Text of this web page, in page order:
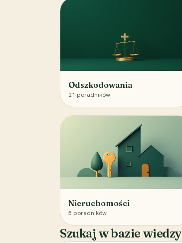
Odszkodowania
21 poradników
Nieruchomości
5 poradników
Szukaj w bazie wiedzy